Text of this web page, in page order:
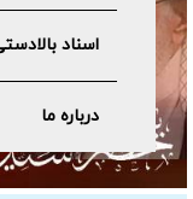
اسناد
درباره ما